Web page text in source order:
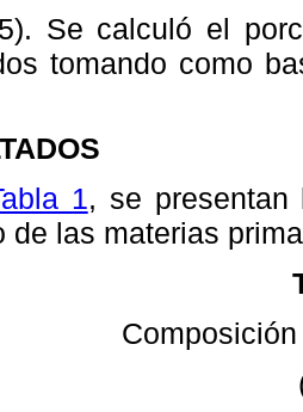
Se calculó el
tomando como
1, se presentan
de las materias